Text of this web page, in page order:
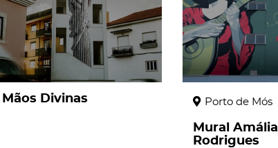
Mãos Divinas Porto de Mós
Mural Amália
Rodrigues